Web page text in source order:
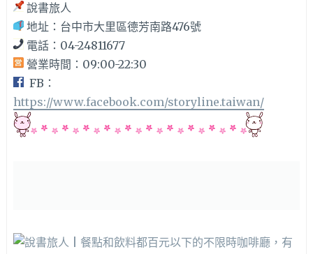
說書旅人
地址：台中市大里區德芳南路476號
電話：04-24811677
營業時間：09:00-22:30
FB：
https://www.facebook.com/storyline.taiwan/